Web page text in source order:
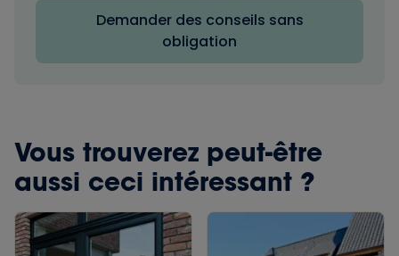
Demander des conseils sans
obligation
Vous trouverez peut-être
aussi ceci intéressant ?